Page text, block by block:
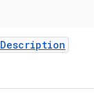
Description